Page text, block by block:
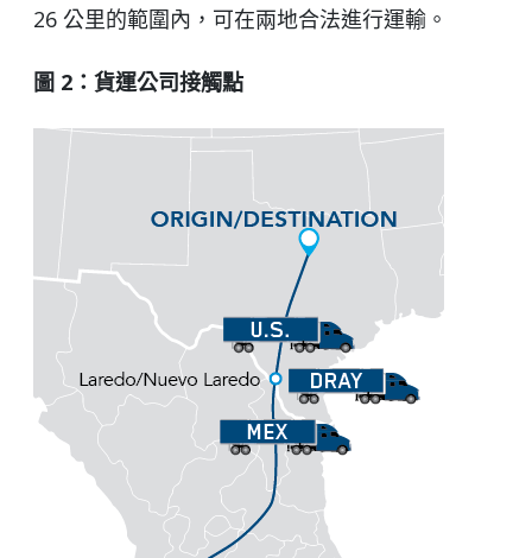
26 公里的範圍內，可在兩地合法進行運輸。
圖 2：貨運公司接觸點